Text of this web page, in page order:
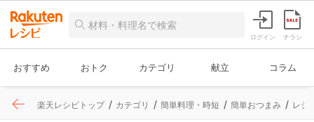
ログイン チラシ
おすすめ おトク カテゴリ 献立 コラム
楽天レシピトップ カテゴリ 簡単料理・時短 簡単おつまみ レシ